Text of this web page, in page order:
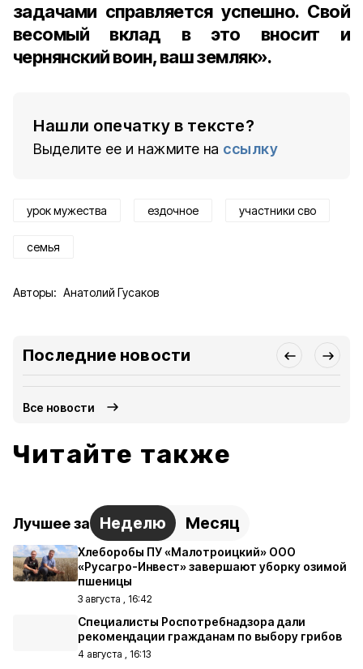
задачами справляется успешно. Свой
весомый вклад в это вносит и
чернянский воин, ваш земляк».
Нашли опечатку в тексте?
Выделите ее и нажмите на ссылку
урок мужества ездочное участники сво
семья
Авторы: Анатолий Гусаков
Последние новости
Все новости
Читайте также
Лучшее за Неделю Месяц
Хлеборобы ПУ «Малотроицкий» ООО
«Русагро-Инвест» завершают уборку озимой
пшеницы
3 августа , 16:42
Специалисты Роспотребнадзора дали
рекомендации гражданам по выбору грибов
4 августа , 16:13